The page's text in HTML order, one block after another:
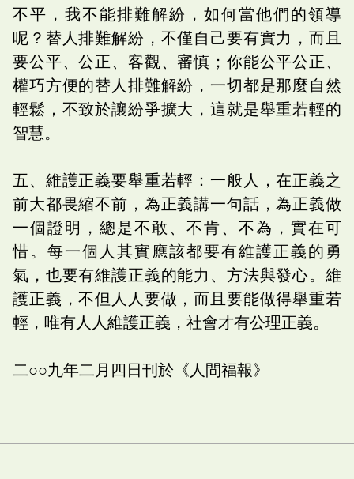
不平，我不能排難解紛，如何當他們的領導
呢？替人排難解紛，不僅自己要有實力，而且
要公平、公正、客觀、審慎；你能公平公正、
權巧方便的替人排難解紛，一切都是那麼自然
輕鬆，不致於讓紛爭擴大，這就是舉重若輕的
智慧。
五、維護正義要舉重若輕：一般人，在正義之
前大都畏縮不前，為正義講一句話，為正義做
一個證明，總是不敢、不肯、不為，實在可
惜。每一個人其實應該都要有維護正義的勇
氣，也要有維護正義的能力、方法與發心。維
護正義，不但人人要做，而且要能做得舉重若
輕，唯有人人維護正義，社會才有公理正義。
二○○九年二月四日刊於《人間福報》